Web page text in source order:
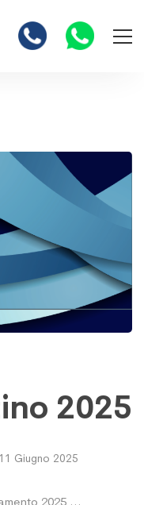
2025
11 Giugno 2025
2025 …